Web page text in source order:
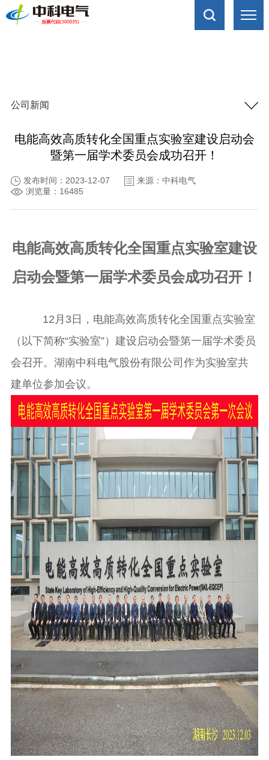
公司新闻
电能高效高质转化全国重点实验室建设启动会
暨第一届学术委员会成功召开！
发布时间：2023-12-07
来源：中科电气
浏览量：16485
电能高效高质转化全国重点实验室建设
启动会暨第一届学术委员会成功召开！
12月3日，电能高效高质转化全国重点实验室
（以下简称“实验室”）建设启动会暨第一届学术委员
会召开。湖南中科电气股份有限公司作为实验室共
建单位参加会议。